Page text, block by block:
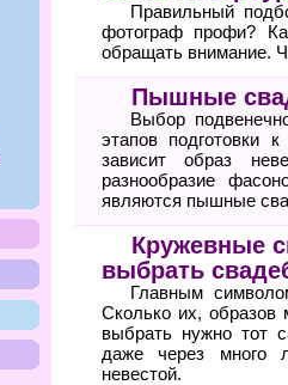
Правильный
фотограф профи?
обращать внимание.
Пышные
Выбор
этапов подготовки
зависит образ
разнообразие
являются пышные
Кружевные
выбрать
Главным
Сколько их, образов
выбрать нужно тот
даже через много
невестой.